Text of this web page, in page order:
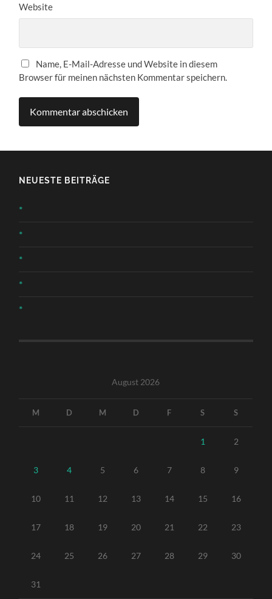
Website
Name, E-Mail-Adresse und Website in diesem
Browser für meinen nächsten Kommentar speichern.
NEUESTE BEITRÄGE
*
*
*
*
*
August 2026
M D M D F S S
1 2
3 4 5 6 7 8 9
10 11 12 13 14 15 16
17 18 19 20 21 22 23
24 25 26 27 28 29 30
31